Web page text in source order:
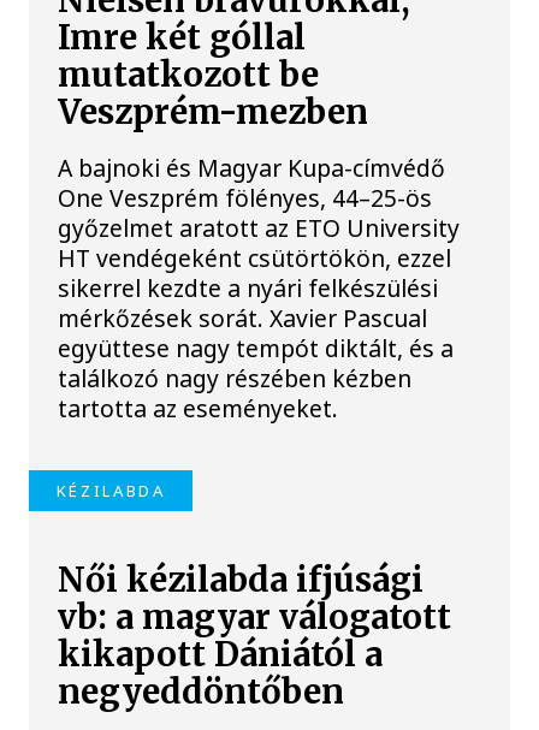
Imre két góllal
mutatkozott be
Veszprém-mezben
A bajnoki és Magyar Kupa-címvédő
One Veszprém fölényes, 44–25-ös
győzelmet aratott az ETO University
HT vendégeként csütörtökön, ezzel
sikerrel kezdte a nyári felkészülési
mérkőzések sorát. Xavier Pascual
együttese nagy tempót diktált, és a
találkozó nagy részében kézben
tartotta az eseményeket.
KÉZILABDA
Női kézilabda ifjúsági
vb: a magyar válogatott
kikapott Dániától a
negyeddöntőben